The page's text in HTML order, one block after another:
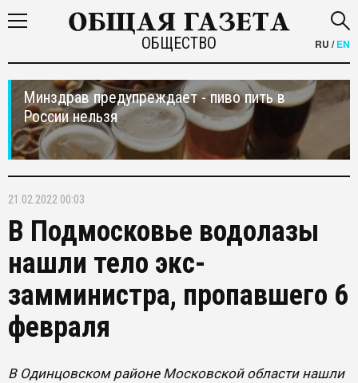
ОБЩЕСТВО RU /EN
Минздрав предупреждает - пиво пить в
России нельзя
21.02.2022 00:03
В Подмосковье водолазы
нашли тело экс-
замминистра, пропавшего 6
февраля
В Одинцовском районе Московской области нашли